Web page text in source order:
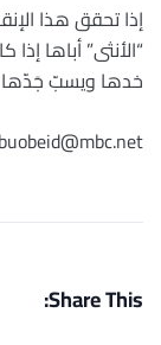
إذا تحقق هذا
“الأنثى” أباها
خدها ويسبّ
Share This: